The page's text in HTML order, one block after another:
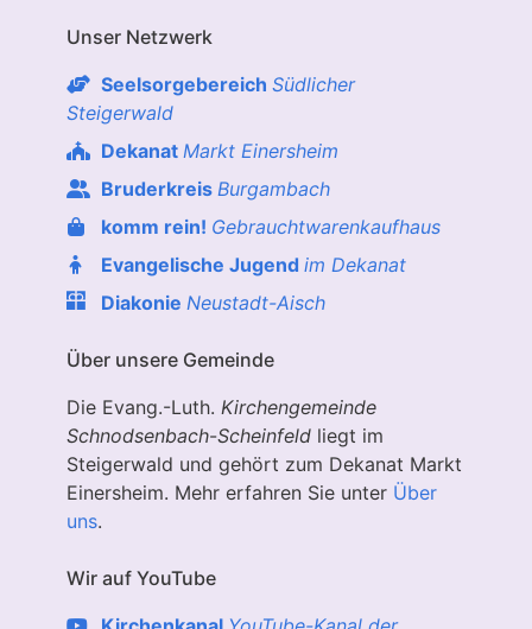
Unser Netzwerk
Seelsorgebereich Südlicher
Steigerwald
Dekanat Markt Einersheim
Bruderkreis Burgambach
komm rein! Gebrauchtwarenkaufhaus
Evangelische Jugend im Dekanat
Diakonie Neustadt-Aisch
Über unsere Gemeinde
Die Evang.-Luth. Kirchengemeinde
Schnodsenbach-Scheinfeld liegt im
Steigerwald und gehört zum Dekanat Markt
Einersheim. Mehr erfahren Sie unter Über
uns.
Wir auf YouTube